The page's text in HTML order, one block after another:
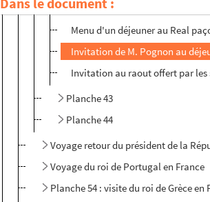
Programme de musique offert
Menu d'un déjeuner au Real
Invitation de M. Pognon au
Invitation au raout offert par les
Planche 43
Planche 44
Voyage retour du président de la
Voyage du roi de Portugal en France
Planche 54 : visite du roi de Grèce en